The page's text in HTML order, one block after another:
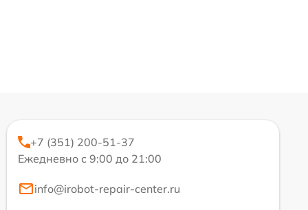
+7 (351) 200-51-37
Ежедневно с 9:00 до 21:00
info@irobot-repair-center.ru